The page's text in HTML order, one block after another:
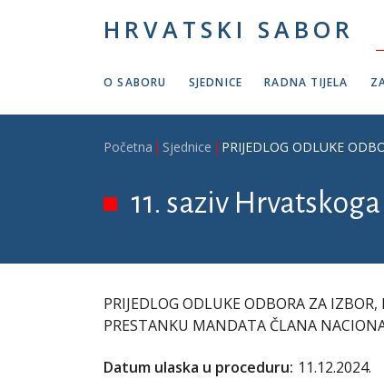
HRVATSKI SABOR
O SABORU SJEDNICE RADNA TIJELA
Breadcrumb
Početna Sjednice PRIJEDLOG ODLUKE
11. saziv
PRIJEDLOG ODLUKE ODBORA ZA
PRESTANKU MANDATA ČLANA
Datum ulaska u proceduru: 11.12.2024.